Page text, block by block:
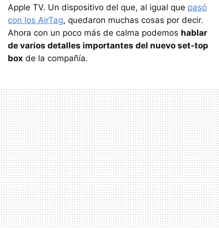
Apple TV. Un dispositivo del que, al igual que pasó
con los AirTag, quedaron muchas cosas por decir.
Ahora con un poco más de calma podemos hablar
de varios detalles importantes del nuevo set-top
box de la compañía.